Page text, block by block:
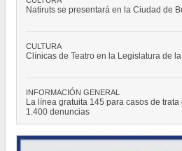
Natiruts se presentará en la Ciudad de
CULTURA
Clínicas de Teatro en la Legislatura de
INFORMACIÓN GENERAL
La línea gratuita 145 para casos de
1.400 denuncias
POLÍTICA